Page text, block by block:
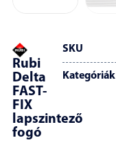
Rubi
Delta
FAST-
FIX
lapszintező
fogó
SKU
Kategóriák